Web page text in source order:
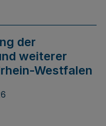
der
weiterer
Westfalen